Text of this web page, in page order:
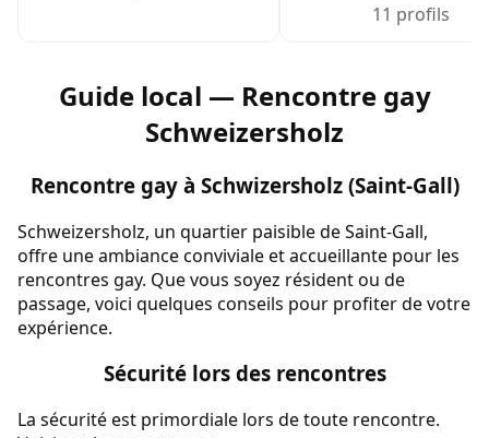
11 profils
Guide local — Rencontre gay
Schweizersholz
Rencontre gay à Schwizersholz (Saint-Gall)
Schweizersholz, un quartier paisible de Saint-Gall,
offre une ambiance conviviale et accueillante pour les
rencontres gay. Que vous soyez résident ou de
passage, voici quelques conseils pour profiter de votre
expérience.
Sécurité lors des rencontres
La sécurité est primordiale lors de toute rencontre.